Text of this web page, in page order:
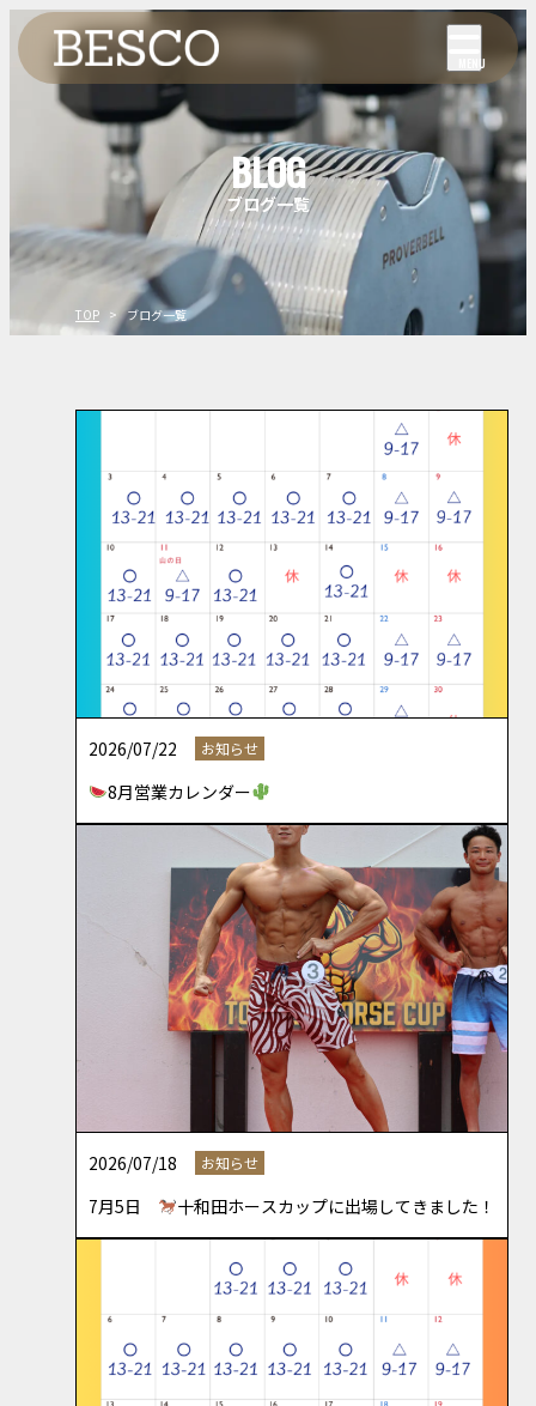
MENU
BLOG
ブログ一覧
TOP ブログ一覧
2026/07/22 お知らせ
8月営業カレンダー
2026/07/18 お知らせ
7月5日 十和田ホースカップに出場してきました！